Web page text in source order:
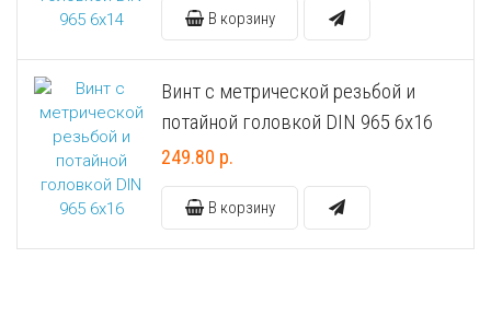
Фасадный анкер “Wkret-met”В корзину
Винт с метрической резьбой и
потайной головкой DIN 965 6х16
249.80 р.
В корзину